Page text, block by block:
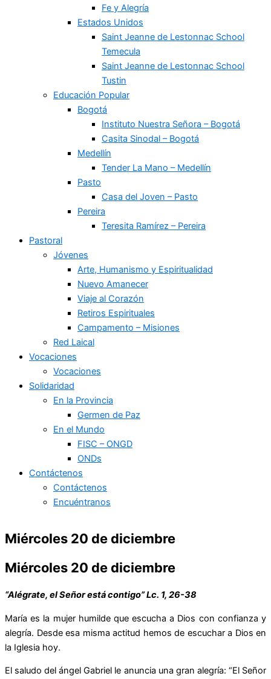
Fe y Alegría
Estados Unidos
Saint Jeanne de Lestonnac School
Temecula
Saint Jeanne de Lestonnac School
Tustin
Educación Popular
Bogotá
Instituto Nuestra Señora – Bogotá
Casita Sinodal – Bogotá
Medellín
Tender La Mano – Medellín
Pasto
Casa del Joven – Pasto
Pereira
Teresita Ramírez – Pereira
Pastoral
Jóvenes
Arte, Humanismo y Espiritualidad
Nuevo Amanecer
Viaje al Corazón
Retiros Espirituales
Campamento – Misiones
Red Laical
Vocaciones
Vocaciones
Solidaridad
En la Provincia
Germen de Paz
En el Mundo
FISC – ONGD
ONDs
Contáctenos
Contáctenos
Encuéntranos
Miércoles 20 de diciembre
Miércoles 20 de diciembre
“Alégrate, el Señor está contigo” Lc. 1, 26-38
María es la mujer humilde que escucha a Dios con confianza y
alegría. Desde esa misma actitud hemos de escuchar a Dios en
la Iglesia hoy.
El saludo del ángel Gabriel le anuncia una gran alegría: “El Señor